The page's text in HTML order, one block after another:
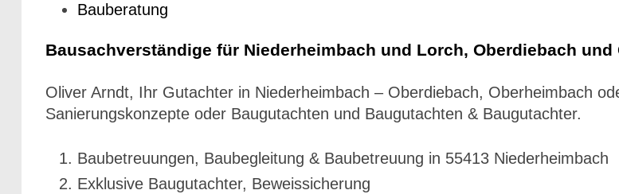
Bauberatung
Bausachverständige für Niederheimbach und Lorch, Oberdiebach und
Oliver Arndt, Ihr Gutachter in Niederheimbach – Oberdiebach, Oberheimbach
Sanierungskonzepte oder Baugutachten und Baugutachten & Baugutachter.
Baubetreuungen, Baubegleitung & Baubetreuung in 55413 Niederheimbach
Exklusive Baugutachter, Beweissicherung